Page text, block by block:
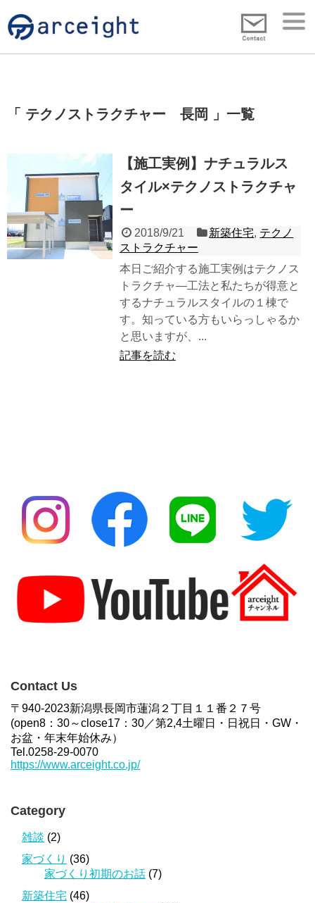
テクノストラクチャー 長岡 一覧
【施工実例】ナチュラルス
タイル×テクノストラクチャ
ー
2018/9/21 新築住宅, テクノ
ストラクチャー
本日ご紹介する施工実例はテクノス
トラクチャ―工法と私たちが得意と
するナチュラルスタイルの１棟で
す。知っている方もいらっしゃるか
と思いますが、...
記事を読む
Contact Us
〒940-2023新潟県長岡市蓮潟２丁目１１番２７号
(open8：30～close17：30／第2,4土曜日・日祝日・GW・
お盆・年末年始休み）
Tel.0258-29-0070
https://www.arceight.co.jp/
Category
雑談 (2)
家づくり (36)
家づくり初期のお話 (7)
新築住宅 (46)